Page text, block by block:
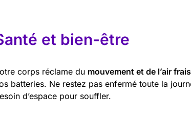
et bien-être
corps réclame du mouvement et de l’air frais
batteries. Ne restez pas enfermé toute la
d’espace pour souffler.